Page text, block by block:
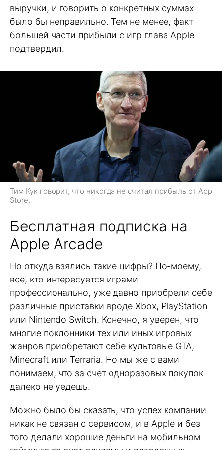
выручки, и говорить о конкретных суммах
было бы неправильно. Тем не менее, факт
большей части прибыли с игр глава Apple
подтвердил.
Тим Кук говорит, что никогда не считал прибыль от App
Store.
Бесплатная подписка на
Apple Arcade
Но откуда взялись такие цифры? По-моему,
все, кто интересуется играми
профессионально, уже давно приобрели себе
различные приставки вроде Xbox, PlayStation
или Nintendo Switch. Конечно, я уверен, что
многие поклонники тех или иных игровых
жанров приобретают себе культовые GTA,
Minecraft или Terraria. Но мы же с вами
понимаем, что за счет одноразовых покупок
далеко не уедешь.
Можно было бы сказать, что успех компании
никак не связан с сервисом, и в Apple и без
того делали хорошие деньги на мобильном